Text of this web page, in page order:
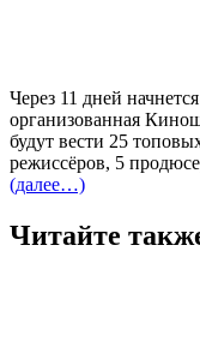
Через 11 дней
организованная
будут вести 25
режиссёров, 5
(далее…)
Читайте